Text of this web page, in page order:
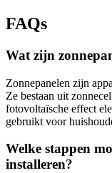
FAQs
Wat zijn
Zonnepanelen zijn
Ze bestaan uit
fotovoltaïsche effect
gebruikt voor
Welke stappen
installeren?